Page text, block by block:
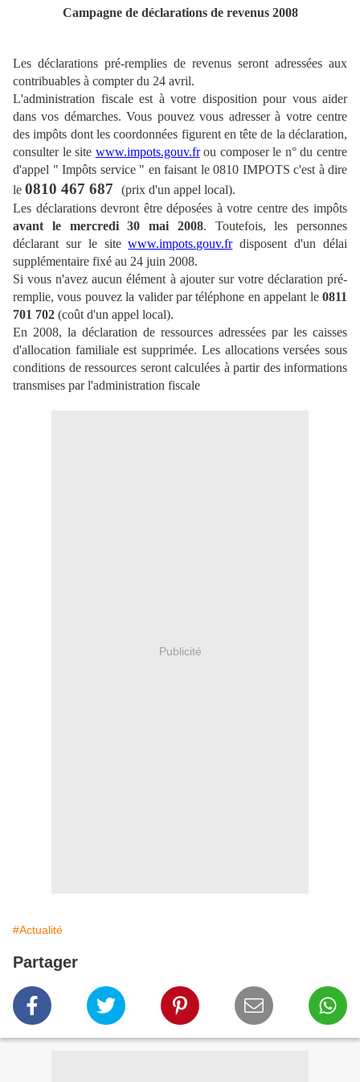
Campagne de déclarations de revenus 2008
Les déclarations pré-remplies de revenus seront adressées aux
contribuables à compter du 24 avril.
L'administration fiscale est à votre disposition pour vous aider
dans vos démarches. Vous pouvez vous adresser à votre centre
des impôts dont les coordonnées figurent en tête de la déclaration,
consulter le site www.impots.gouv.fr ou composer le n° du centre
d'appel " Impôts service " en faisant le 0810 IMPOTS c'est à dire
le 0810 467 687
(prix d'un appel local).
Les déclarations devront être déposées à votre centre des impôts
avant le mercredi 30 mai 2008. Toutefois, les personnes
déclarant sur le site www.impots.gouv.fr disposent d'un délai
supplémentaire fixé au 24 juin 2008.
Si vous n'avez aucun élément à ajouter sur votre déclaration pré-
remplie, vous pouvez la valider par téléphone en appelant le 0811
701 702 (coût d'un appel local).
En 2008, la déclaration de ressources adressées par les caisses
d'allocation familiale est supprimée. Les allocations versées sous
conditions de ressources seront calculées à partir des informations
transmises par l'administration fiscale
Publicité
#Actualité
Partager